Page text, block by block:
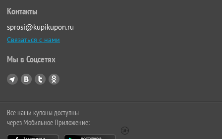
Контакты
sprosi@kupikupon.ru
Связаться с нами
Мы в Соцсетях
Все наши купоны доступны
через Мобильное Приложение: